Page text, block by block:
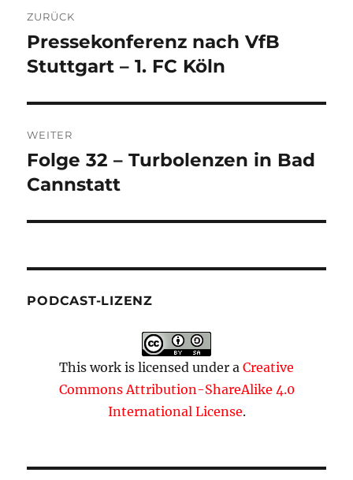
ZURÜCK
Vorheriger
Beitrag:
Pressekonferenz nach VfB
Stuttgart – 1. FC Köln
WEITER
Nächster
Beitrag:
Folge 32 – Turbolenzen in Bad
Cannstatt
PODCAST-LIZENZ
This work is licensed under a Creative
Commons Attribution-ShareAlike 4.0
International License.